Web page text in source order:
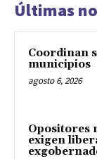
Últimas
Coordinan
municipios
agosto 6, 2026
Opositores
exigen